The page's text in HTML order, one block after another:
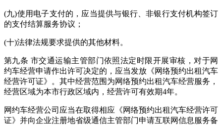
(九)使用电子支付的，应当提供与银行、非银行支付机构签订
的支付结算服务协议；
(十)法律法规要求提供的其他材料。
第九条 市交通运输主管部门依照法定时限开展审核，对于网
约车经营申请作出许可决定的，应当发放《网络预约出租汽车
经营许可证》。其中经营范围为网络预约出租汽车经营服务，
经营区域为本市行政区域内，经营许可有效期4年。
网约车经营公司应当在取得相应《网络预约出租汽车经营许可
证》并向企业注册地省级通信主管部门申请互联网信息服务备